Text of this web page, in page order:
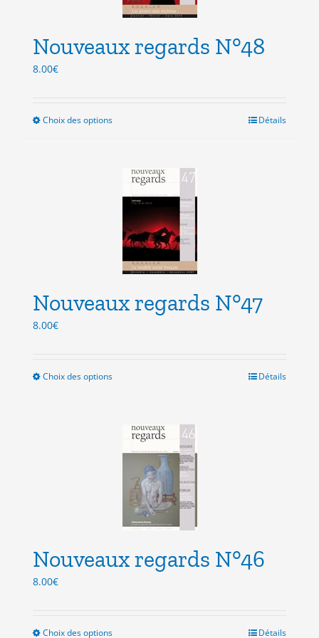
choisies
sur
page
Nouveaux regards N°48
8.00€
Choix des optionsCe
plusieurs
variations.
Les
options
peuvent
être
choisies
sur
page
Détails
Nouveaux regards N°47
8.00€
Choix des optionsCe
plusieurs
variations.
Les
options
peuvent
être
choisies
page
Détails
Nouveaux regards N°46
8.00€
Choix des optionsCe Détails